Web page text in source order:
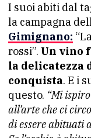
I suoi abiti dal
la campagna
Gimignano:
rossi”. Un vino
la delicatezza
conquista. E i
questo. “Mi
all’arte che ci
di essere abituati